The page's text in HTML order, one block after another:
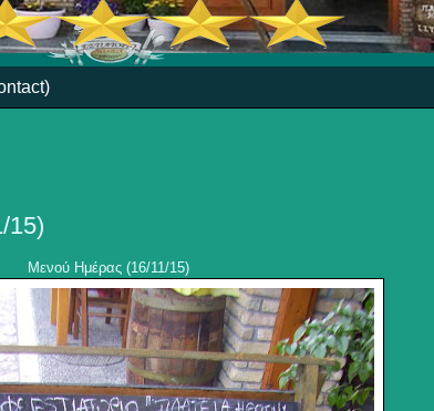
15)
Μενού Ημέρας (16/11/15)